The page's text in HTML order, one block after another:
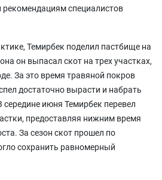
специалистов
Темирбек поделил пастбище на
он выпасал скот на трех участках,
За это время травяной покров
достаточно вырасти и набрать
середине июня Темирбек перевел
предоставляя нижним время
За сезон скот прошел по
сохранить равномерный